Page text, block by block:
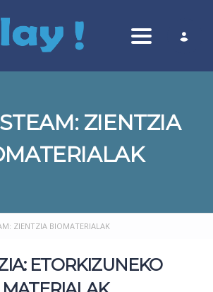
Toggle
ZIENTZIA
ZIENTZIA BIOMATERIALAK
ETORKIZUNEKO